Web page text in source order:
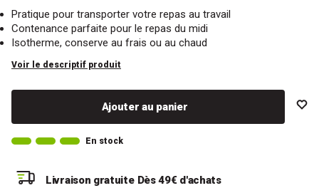
Pratique pour transporter votre repas au travail
Contenance parfaite pour le repas du midi
Isotherme, conserve au frais ou au chaud
Voir le descriptif produit
Ajouter au panier
En stock
Livraison gratuite Dès 49€ d'achats